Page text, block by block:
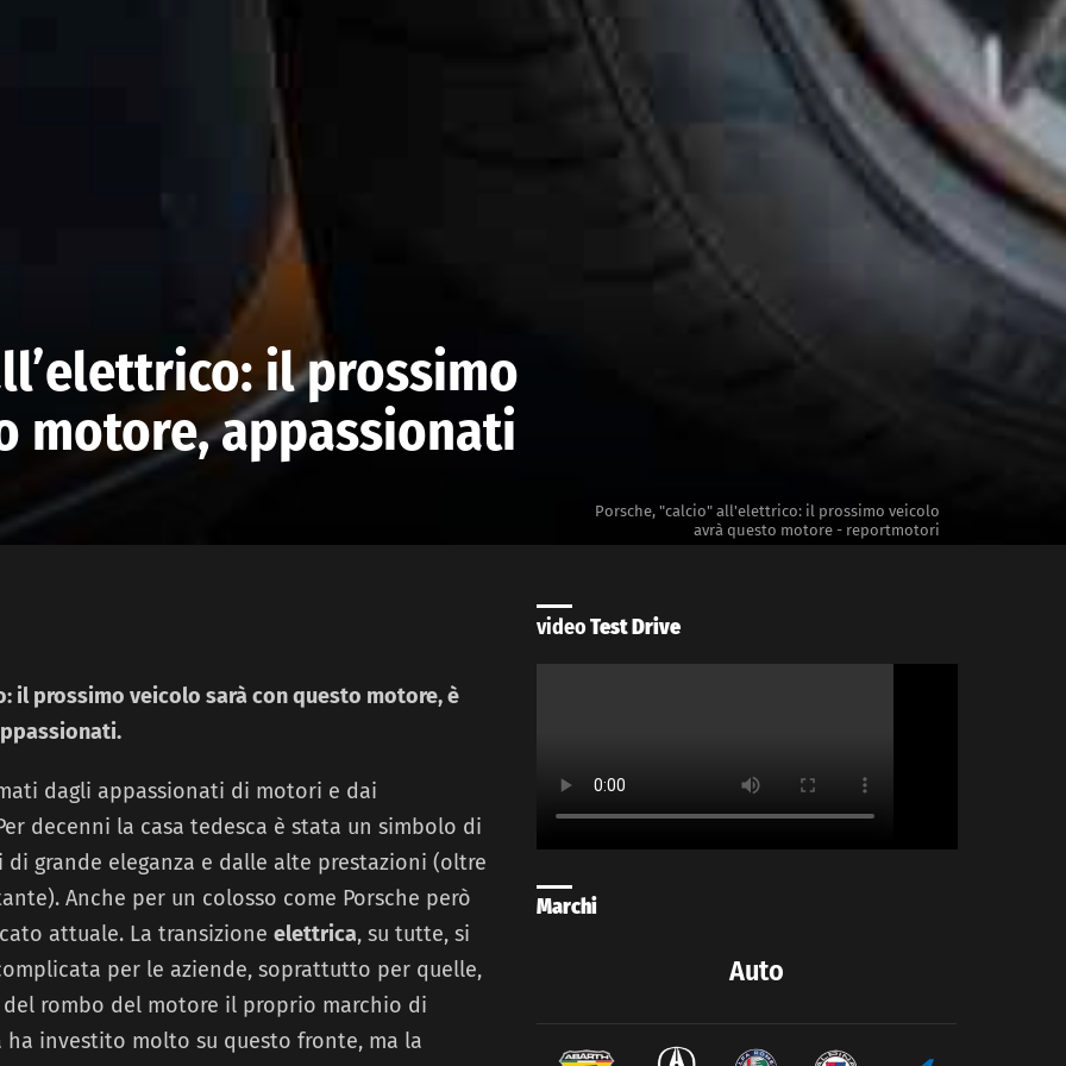
il prossimo
motore, appassionati
Porsche, "calcio" all'elettrico: il prossimo veicolo
avrà questo motore - reportmotori
il prossimo veicolo sarà con questo motore, è
dagli appassionati di motori e dai
decenni la casa tedesca è stata un simbolo di
grande eleganza e dalle alte prestazioni (oltre
Anche per un colosso come Porsche però
attuale. La transizione elettrica, su tutte, si
per le aziende, soprattutto per quelle,
rombo del motore il proprio marchio di
ha investito molto su questo fronte, ma la
videoTest Drive
Marchi
Auto